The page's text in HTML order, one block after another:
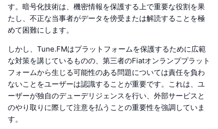
す。暗号化技術は、機密情報を保護する上で重要な役割を果
たし、不正な当事者がデータを傍受または解読することを極
めて困難にします。
しかし、Tune.FMはプラットフォームを保護するために広範
な対策を講じているものの、第三者のFiatオンランププラット
フォームから生じる可能性のある問題については責任を負わ
ないことをユーザーは認識することが重要です。これは、ユ
ーザーが独自のデューデリジェンスを行い、外部サービスと
のやり取りに際して注意を払うことの重要性を強調していま
す。